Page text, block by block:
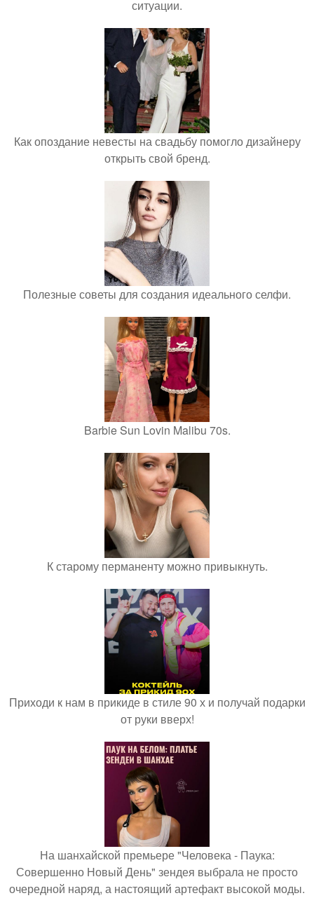
ситуации.
Как опоздание невесты на свадьбу помогло дизайнеру
открыть свой бренд.
Полезные советы для создания идеального селфи.
Barbie Sun Lovin Malibu 70s.
К старому перманенту можно привыкнуть.
Приходи к нам в прикиде в стиле 90 х и получай подарки
от руки вверх!
На шанхайской премьере "Человека - Паука:
Совершенно Новый День" зендея выбрала не просто
очередной наряд, а настоящий артефакт высокой моды.